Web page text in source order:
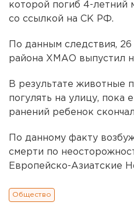
которой погиб 4-летний
со ссылкой на СК РФ.
По данным следствия,
района ХМАО выпустил
В результате животные
погулять на улицу,
ранений ребенок
По данному факту
смерти по
Европейско-Азиатские
Общество